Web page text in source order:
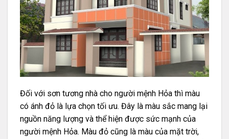
Đối với sơn tương nhà cho người mệnh Hỏa thì màu
có ánh đỏ là lựa chọn tối ưu. Đây là màu sắc mang lại
nguồn năng lượng và thể hiện được sức mạnh của
người mệnh Hỏa. Màu đỏ cũng là màu của mặt trời,